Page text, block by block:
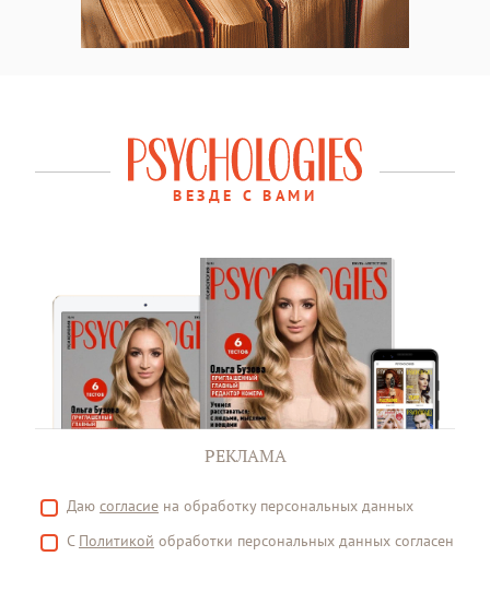
ВЕЗДЕ С ВАМИ
РЕКЛАМА
Даю согласие на обработку персональных данных
С Политикой обработки персональных данных согласен